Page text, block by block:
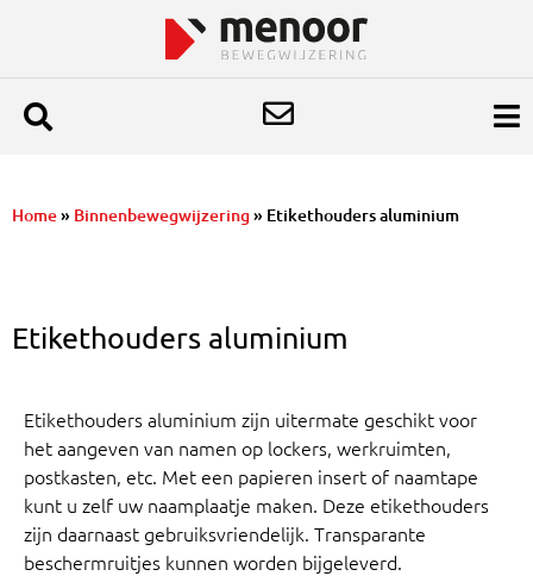
Home» Binnenbewegwijzering» Etikethouders aluminium
Etikethouders aluminium
Etikethouders aluminium zijn uitermate geschikt voor
het aangeven van namen op lockers, werkruimten,
postkasten, etc. Met een papieren insert of naamtape
kunt u zelf uw naamplaatje maken. Deze etikethouders
zijn daarnaast gebruiksvriendelijk. Transparante
beschermruitjes kunnen worden bijgeleverd.